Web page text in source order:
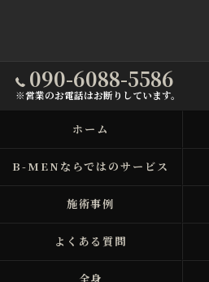
090-6088-5586
※営業のお電話はお断りしています。
ホーム
B-MENならではのサービス
施術事例
よくある質問
全身